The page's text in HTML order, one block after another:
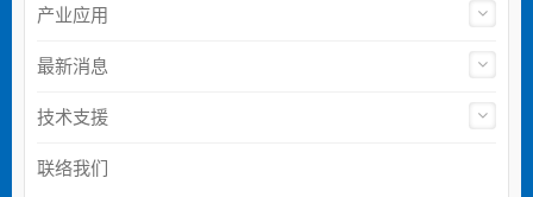
产业应用
最新消息
技术支援
联络我们